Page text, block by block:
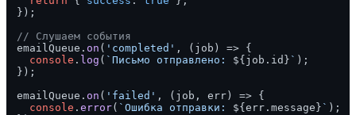
});
// Слушаем события
emailQueue. on ( 'completed' , ( job ) => {
console . log ( `Письмо отправлено: ${job.id} ` );
});
emailQueue. on ( 'failed' , ( job, err ) => {
console . error( `Ошибка отправки: ${err.message} ` );